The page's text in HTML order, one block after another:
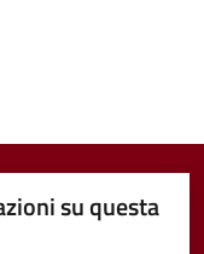
su questa